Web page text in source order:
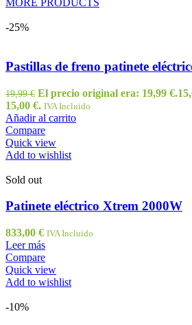
MORE PRODUCTS
-25%
Pastillas de freno patinete
19,99€ El precio original era: 19,99 €.
15,00 €. IVA Incluido
Añadir al carrito
Compare
Quick view
Add to wishlist
Sold out
Patinete eléctrico Xtrem 2000W
833,00 € IVA Incluido
Leer más
Compare
Quick view
Add to wishlist
-10%